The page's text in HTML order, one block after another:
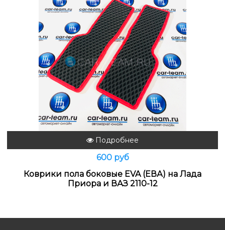
Подробнее
600 руб
Коврики пола боковые EVA (ЕВА) на Лада
Приора и ВАЗ 2110-12